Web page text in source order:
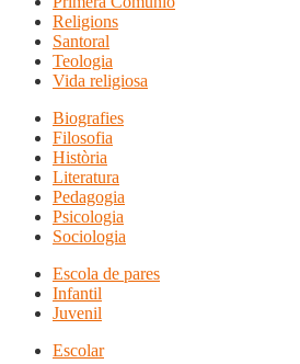
Religions
Santoral
Teologia
Vida religiosa
Biografies
Filosofia
Història
Literatura
Pedagogia
Psicologia
Sociologia
Escola de pares
Infantil
Juvenil
Escolar